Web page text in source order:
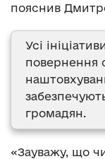
пояснив
Усі
повернення
громадян.
«Зауважу, що